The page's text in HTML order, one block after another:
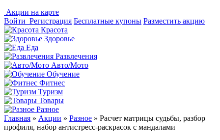
Акции на карте
Войти Регистрация Бесплатные купоны Разместить акцию
Красота
Здоровье
Еда
Развлечения
Авто/Мото
Обучение
Фитнес
Туризм
Товары
Разное
Главная » Акции » Разное » Расчет матрицы судьбы, разбор
профиля, набор антистресс-раскрасок с мандалами